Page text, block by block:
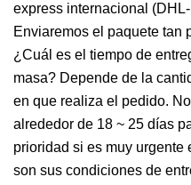
express internacional
Enviaremos el paquete tan
¿Cuál es el tiempo de
masa? Depende de la
en que realiza el pedido.
alrededor de 18 ~ 25 días
prioridad si es muy
son sus condiciones de